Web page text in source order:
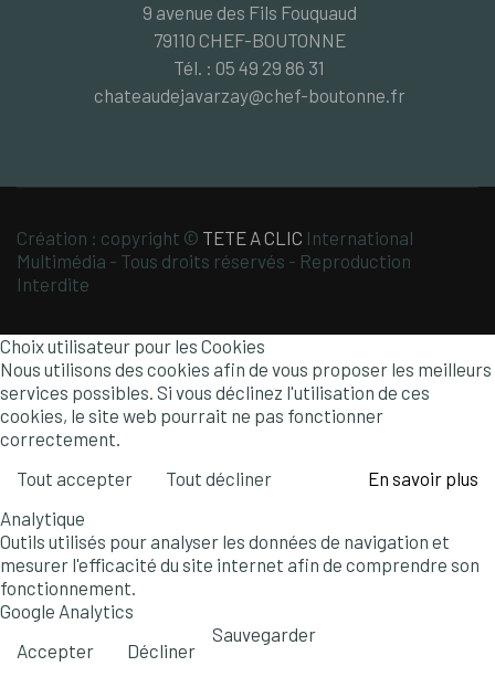
9 avenue des Fils Fouquaud
79110 CHEF-BOUTONNE
Tél. : 05 49 29 86 31
chateaudejavarzay@chef-boutonne.fr
Création : copyright © TETE A CLIC International
Multimédia - Tous droits réservés - Reproduction
Interdite
Choix utilisateur pour les Cookies
Nous utilisons des cookies afin de vous proposer les meilleurs
services possibles. Si vous déclinez l'utilisation de ces
cookies, le site web pourrait ne pas fonctionner
correctement.
Tout accepter
Tout décliner
En savoir plus
Analytique
Outils utilisés pour analyser les données de navigation et
mesurer l'efficacité du site internet afin de comprendre son
fonctionnement.
Google Analytics
Accepter
Décliner
Sauvegarder